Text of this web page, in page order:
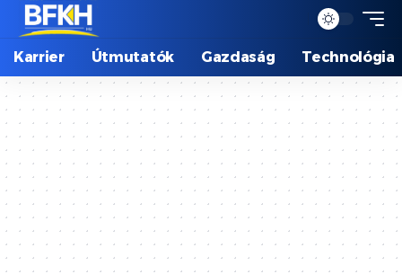
Karrier Útmutatók Gazdaság Technológia